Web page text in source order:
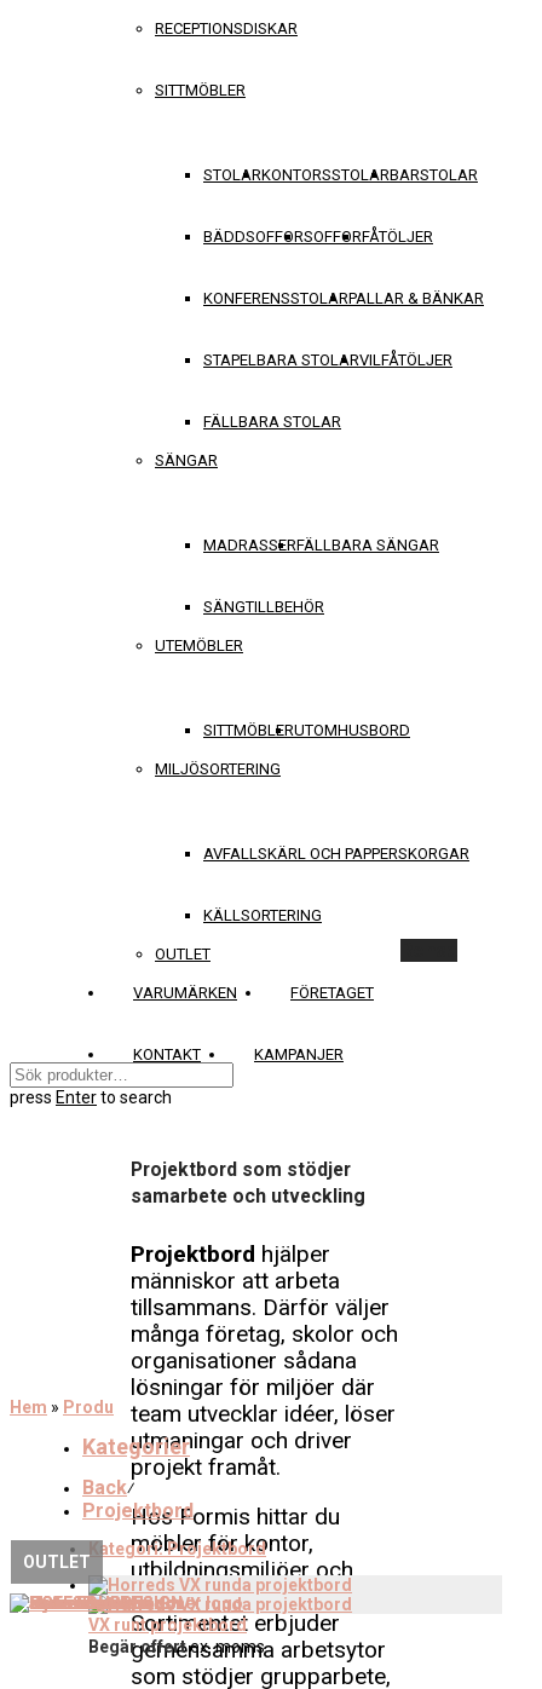
RECEPTIONSDISKAR
SITTMÖBLER
STOLARKONTORSSTOLARBARSTOLAR
BÄDDSOFFORSOFFORFÅTÖLJER
KONFERENSSTOLARPALLAR & BÄNKAR
STAPELBARA STOLARVILFÅTÖLJER
FÄLLBARA STOLAR
SÄNGAR
MADRASSERFÄLLBARA SÄNGAR
SÄNGTILLBEHÖR
UTEMÖBLER
SITTMÖBLERUTOMHUSBORD
MILJÖSORTERING
AVFALLSKÄRL OCH PAPPERSKORGAR
KÄLLSORTERING
OUTLET
VARUMÄRKEN FÖRETAGET
KONTAKT KAMPANJER
press Enterto search
Projektbord som stödjer
samarbete och utveckling
Projektbord hjälper
människor att arbeta
tillsammans. Därför väljer
många företag, skolor och
organisationer sådana
lösningar för miljöer där
team utvecklar idéer, löser
utmaningar och driver
projekt framåt.
Hos Formis hittar du
möbler för kontor,
utbildningsmiljöer och
kreativa arbetsplatser.
Sortimentet erbjuder
gemensamma arbetsytor
som stödjer grupparbete,
Hem » Produkter»Bord»Projektbord
Kategorier
Back⁄
Projektbord
Kategori:Projektbord
VX runt projektbord
Begär offertex. moms
OUTLET